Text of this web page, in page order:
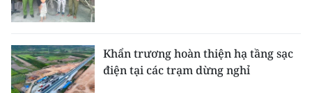
Khẩn trương hoàn thiện hạ tầng sạc
điện tại các trạm dừng nghỉ